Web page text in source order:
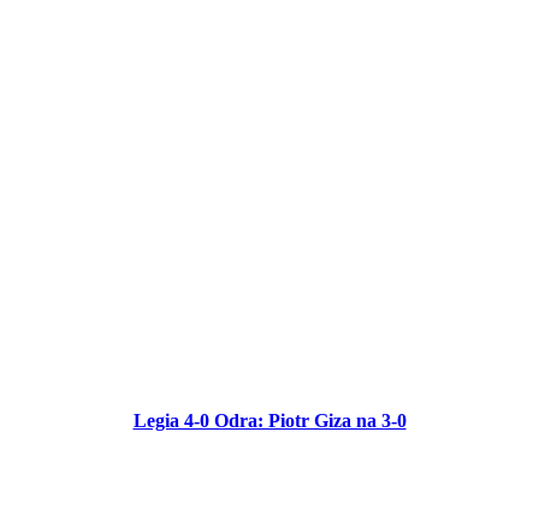
Legia 4-0 Odra: Piotr Giza na 3-0